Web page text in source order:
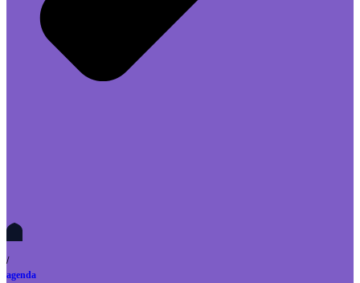
/
agenda